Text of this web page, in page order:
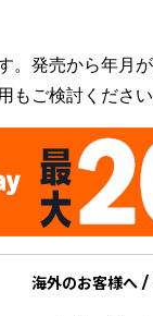
発売から年月
もご検討ください
海外のお客様